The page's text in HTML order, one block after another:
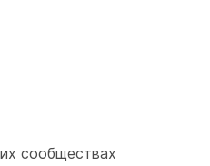
сообществах